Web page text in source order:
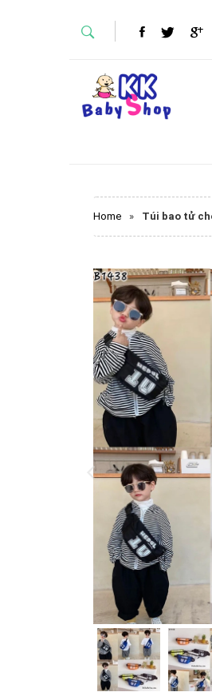
Home » Túi bao tử